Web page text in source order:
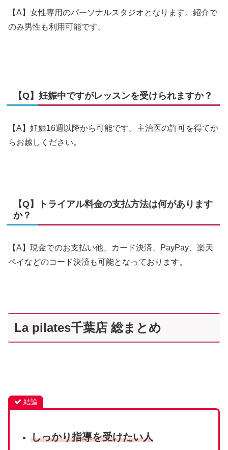
【A】女性専用のパーソナルスタジオとなります。紹介で
のみ男性も利用可能です。
【Q】妊娠中ですがレッスンを受けられますか？
【A】妊娠16週以降から可能です。主治医の許可を得てか
らお越しください。
【Q】トライアル料金の支払方法は何があります
か？
【A】現金でのお支払い他、カード決済、PayPay、楽天
ペイなどのコード決済も可能となっております。
La pilates千葉店 総まとめ
結論
しっかり指導を受けたい人